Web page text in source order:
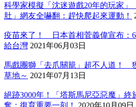
科學家模擬「沈迷遊戲20年的玩家
肚」網友全嚇翻：趕快爬起來運動！
疫苗來了！ 日本首相菅義偉宣布：
給台灣 2021年06月03日
馬戲團獅「去爪關籠」超不人道！
草地～ 2021年07月13日
絕跡3000年！「塔斯馬尼亞惡魔」
奮：復育重要一刻！
2020年10月09日